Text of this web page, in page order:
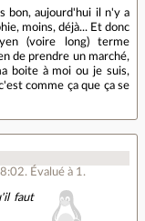
bon, aujourd'hui il n'y a
moins, déjà... Et donc
(voire long) terme
de prendre un marché,
boite à moi ou je suis,
comme ça que ça se
. Évalué à 1 .
faut